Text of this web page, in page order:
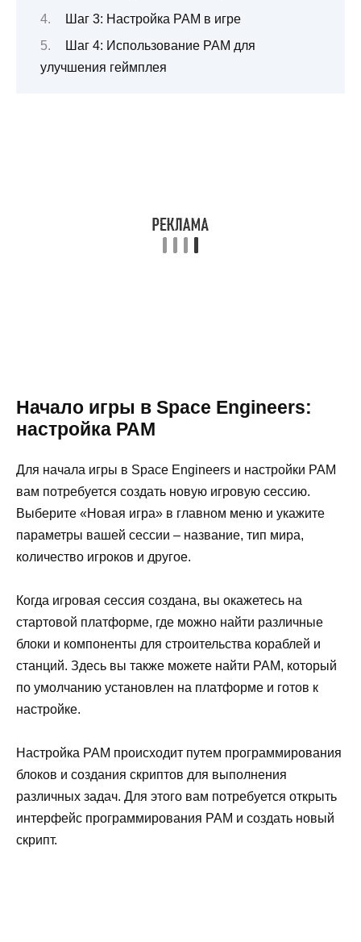
Шаг 3: Настройка PAM в игре
Шаг 4: Использование PAM для
улучшения геймплея
Начало игры в Space Engineers:
настройка PAM
Для начала игры в Space Engineers и настройки PAM
вам потребуется создать новую игровую сессию.
Выберите «Новая игра» в главном меню и укажите
параметры вашей сессии – название, тип мира,
количество игроков и другое.
Когда игровая сессия создана, вы окажетесь на
стартовой платформе, где можно найти различные
блоки и компоненты для строительства кораблей и
станций. Здесь вы также можете найти PAM, который
по умолчанию установлен на платформе и готов к
настройке.
Настройка PAM происходит путем программирования
блоков и создания скриптов для выполнения
различных задач. Для этого вам потребуется открыть
интерфейс программирования PAM и создать новый
скрипт.